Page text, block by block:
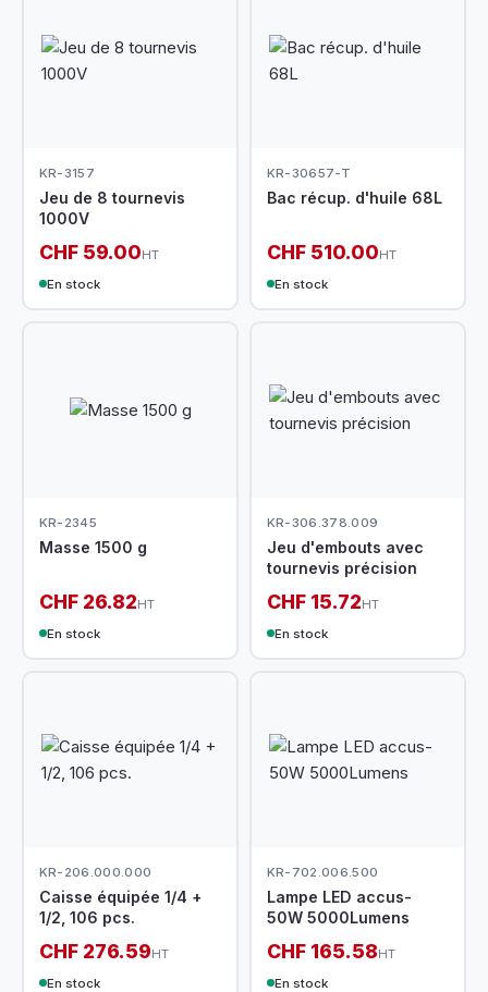
KR-3157
Jeu de 8 tournevis
1000V
CHF 59.00HT
En stock
KR-30657-T
Bac récup. d'huile 68L
CHF 510.00HT
En stock
KR-2345
Masse 1500 g
CHF 26.82HT
En stock
KR-306.378.009
Jeu d'embouts avec
tournevis précision
CHF 15.72HT
En stock
KR-206.000.000
Caisse équipée 1/4 +
1/2, 106 pcs.
CHF 276.59HT
En stock
KR-702.006.500
Lampe LED accus-
50W 5000Lumens
CHF 165.58HT
En stock